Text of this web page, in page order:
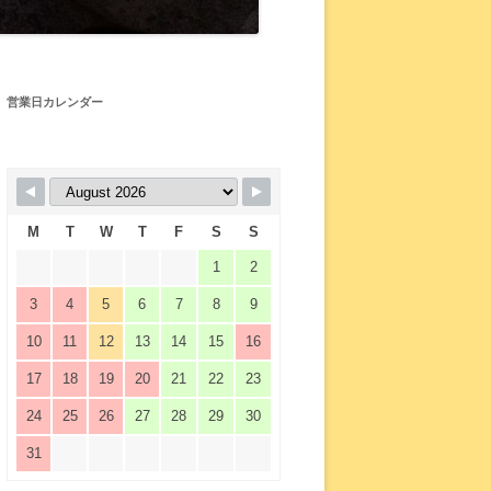
営業日カレンダー
M T W T F S S
1 2
3 4 5 6 7 8 9
10 11 12 13 14 15 16
17 18 19 20 21 22 23
24 25 26 27 28 29 30
31